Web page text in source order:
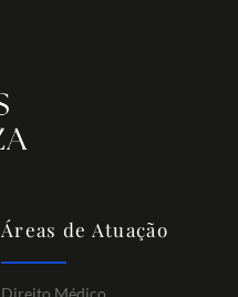
Áreas de Atuação
Direito Médico